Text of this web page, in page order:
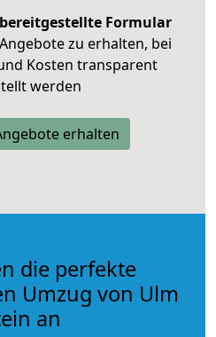
Formular
zu erhalten, bei
Kosten transparent
werden
erhalten
die perfekte
Umzug von Ulm
an